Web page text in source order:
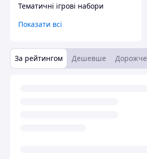
Тематичні ігрові набори
Показати всі
За рейтингом Дешевше Дорожче